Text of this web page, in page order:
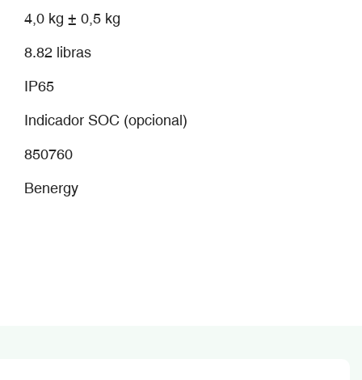
4,0 kg ± 0,5 kg
8.82 libras
IP65
Indicador SOC (opcional)
850760
Benergy